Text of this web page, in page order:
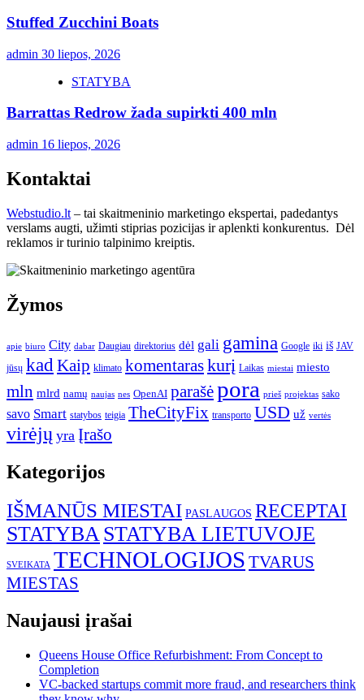
Stuffed Zucchini Boats
admin 30 liepos, 2026
STATYBA
Barrattas Redrow žada supirkti 400 mln
admin 16 liepos, 2026
Kontaktai
Webstudio.lt – tai skaitmeninio marketingo ekspertai, padedantys
verslams augti, užimti stiprias pozicijas ir aplenkti konkurentus. Dėl
reklamos ir turinio talpinimo kreiptis.
Žymos
apie biuro City dabar Daugiau direktorius dėl gali gamina Google iki iš JAV
jūsų kad Kaip klimato komentaraskurį Laikas miestai miesto
mln mlrd namų naujas nes OpenAI parašėpora prieš projektas sako
savo Smart statybos teigia TheCityFix transporto USD už vertės
virėjų yra Įrašo
Kategorijos
IŠMANŪS MIESTAI PASLAUGOS RECEPTAI
STATYBASTATYBA LIETUVOJE
SVEIKATA TECHNOLOGIJOS TVARUS
MIESTAS
Naujausi įrašai
Queens House Office Refurbishment: From Concept to
Completion
VC-backed startups commit more fraud, and researchers think